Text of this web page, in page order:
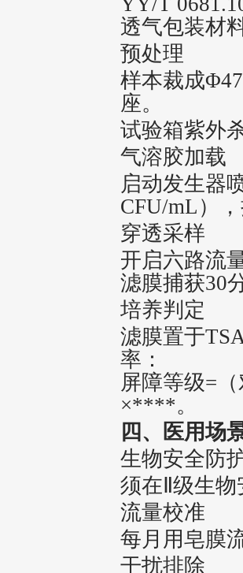
透气包装材
‌预处理‌
样本裁成
座。
试验箱紫外
‌气溶胶加载‌
启动发生器
CFU/mL）
‌穿透采样‌
开启六路流
滤膜捕获30
‌培养判定‌
滤膜置于
率：
屏障等级=
×****。
四、医用场
生物安全防
须在Ⅱ级生
‌流量校准‌
每月用皂膜
‌干扰排除‌